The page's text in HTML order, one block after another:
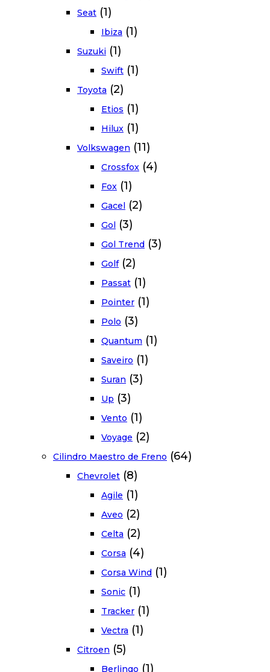
Seat (1)
Ibiza (1)
Suzuki (1)
Swift (1)
Toyota (2)
Etios (1)
Hilux (1)
Volkswagen (11)
Crossfox (4)
Fox (1)
Gacel (2)
Gol (3)
Gol Trend (3)
Golf (2)
Passat (1)
Pointer (1)
Polo (3)
Quantum (1)
Saveiro (1)
Suran (3)
Up (3)
Vento (1)
Voyage (2)
Cilindro Maestro de Freno (64)
Chevrolet (8)
Agile (1)
Aveo (2)
Celta (2)
Corsa (4)
Corsa Wind (1)
Sonic (1)
Tracker (1)
Vectra (1)
Citroen (5)
Berlingo (1)